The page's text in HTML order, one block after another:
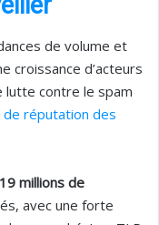
de volume et
croissance d’acteurs
lutte contre le spam
réputation des
millions de
avec une forte